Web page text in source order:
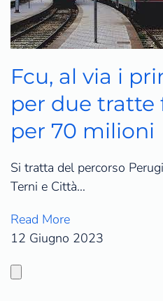
Fcu, al via i
per due tratte
per 70 milioni
Si tratta del percorso
Terni e Città…
Read More
12 Giugno 2023